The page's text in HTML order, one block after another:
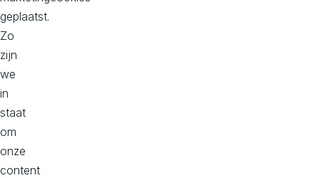
Wil je samenwerken?
Onze kantoren
geplaatst.
Zo
zijn
we
in
staat
om
onze
content